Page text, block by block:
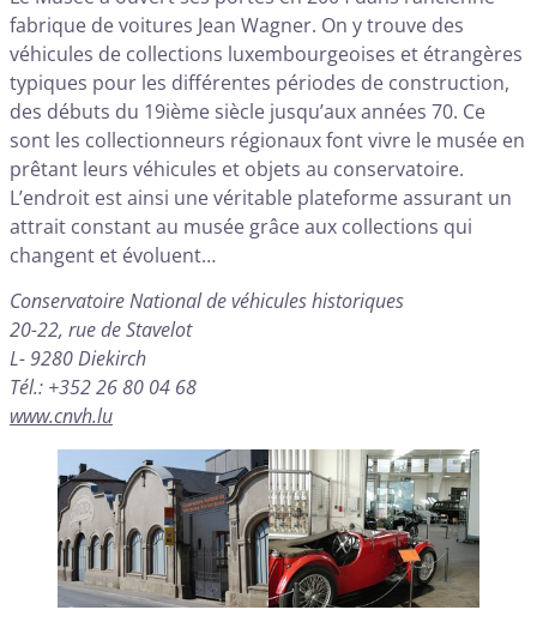
fabrique de voitures Jean Wagner. On y trouve des
véhicules de collections luxembourgeoises et étrangères
typiques pour les différentes périodes de construction,
des débuts du 19ième siècle jusqu’aux années 70. Ce
sont les collectionneurs régionaux font vivre le musée en
prêtant leurs véhicules et objets au conservatoire.
L’endroit est ainsi une véritable plateforme assurant un
attrait constant au musée grâce aux collections qui
changent et évoluent…
Conservatoire National de véhicules historiques
20-22, rue de Stavelot
L- 9280 Diekirch
Tél.: +352 26 80 04 68
www.cnvh.lu